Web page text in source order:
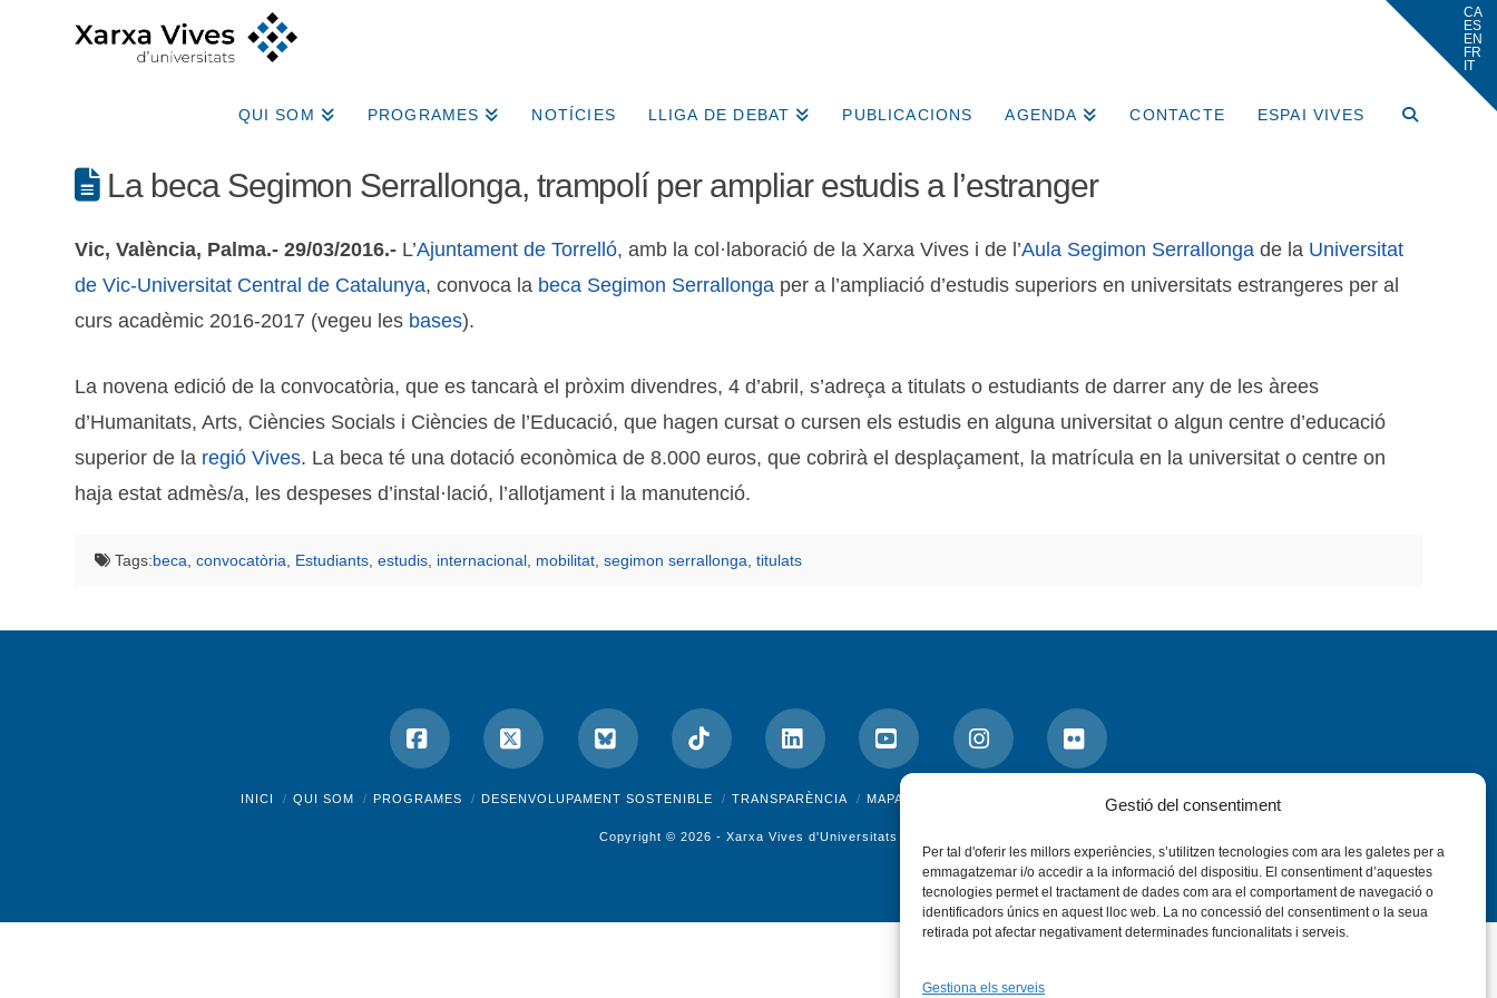
Gestió del consentiment
Per tal d'oferir les millors experiències, s’utilitzen tecnologies com ara les galetes per a
emmagatzemar i/o accedir a la informació del dispositiu. El consentiment d’aquestes
tecnologies permet el tractament de dades com ara el comportament de navegació o
identificadors únics en aquest lloc web. La no concessió del consentiment o la seua
retirada pot afectar negativament determinades funcionalitats i serveis.
Gestiona els serveis
QUI SOM PROGRAMES NOTÍCIES LLIGA DE DEBAT PUBLICACIONS AGENDA CONTACTE ESPAI VIVES
La beca Segimon Serrallonga, trampolí per ampliar estudis a l’estranger
Vic, València, Palma.- 29/03/2016.- L’Ajuntament de Torrelló, amb la col·laboració de la Xarxa Vives i de l’Aula Segimon Serrallonga de la Universitat
de Vic-Universitat Central de Catalunya, convoca la beca Segimon Serrallonga per a l’ampliació d’estudis superiors en universitats estrangeres per al
curs acadèmic 2016-2017 (vegeu les bases).
La novena edició de la convocatòria, que es tancarà el pròxim divendres, 4 d’abril, s’adreça a titulats o estudiants de darrer any de les àrees
d’Humanitats, Arts, Ciències Socials i Ciències de l’Educació, que hagen cursat o cursen els estudis en alguna universitat o algun centre d’educació
superior de la regió Vives. La beca té una dotació econòmica de 8.000 euros, que cobrirà el desplaçament, la matrícula en la universitat o centre on
haja estat admès/a, les despeses d’instal·lació, l’allotjament i la manutenció.
Tags:beca, convocatòria, Estudiants, estudis, internacional, mobilitat, segimon serrallonga, titulats
Facebook
X Bluesky Tiktok LinkedInYouTube Flickr
INICI QUI SOM PROGRAMES DESENVOLUPAMENT SOSTENIBLE TRANSPARÈNCIA MAPA DEL WEB PRIVADESA CONTACTE
Copyright © 2026 - Xarxa Vives d'Universitats